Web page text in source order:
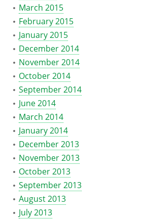
March 2015
February 2015
January 2015
December 2014
November 2014
October 2014
September 2014
June 2014
March 2014
January 2014
December 2013
November 2013
October 2013
September 2013
August 2013
July 2013